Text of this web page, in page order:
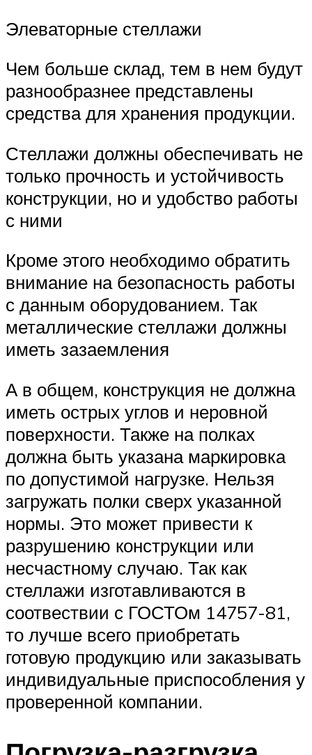
Элеваторные стеллажи
Чем больше склад, тем в нем будут
разнообразнее представлены
средства для хранения продукции.
Стеллажи должны обеспечивать не
только прочность и устойчивость
конструкции, но и удобство работы
с ними
Кроме этого необходимо обратить
внимание на безопасность работы
с данным оборудованием. Так
металлические стеллажи должны
иметь зазаемления
А в общем, конструкция не должна
иметь острых углов и неровной
поверхности. Также на полках
должна быть указана маркировка
по допустимой нагрузке. Нельзя
загружать полки сверх указанной
нормы. Это может привести к
разрушению конструкции или
несчастному случаю. Так как
стеллажи изготавливаются в
соотвествии с ГОСТОм 14757-81,
то лучше всего приобретать
готовую продукцию или заказывать
индивидуальные приспособления у
проверенной компании.